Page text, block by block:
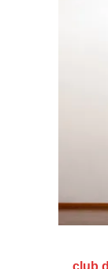
club